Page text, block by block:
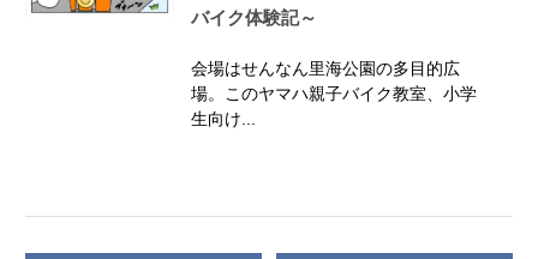
バイク体験記～
会場はせんなん里海公園の多目的広
場。このヤマハ親子バイク教室、小学
生向け...